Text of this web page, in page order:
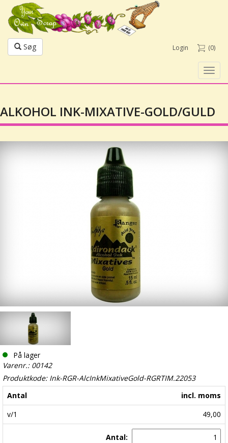
Søg Login (0)
ALKOHOL INK-MIXATIVE-GOLD/GULD
På lager
Varenr.: 00142
Produktkode: Ink-RGR-AlcInkMixativeGold-RGRTIM.22053
Antal
incl. moms
v/1
49,00
Antal: